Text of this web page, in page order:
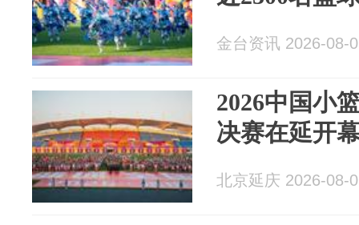
金台资讯 2026-08-
2026中国小
决赛在延开
北京延庆 2026-08-